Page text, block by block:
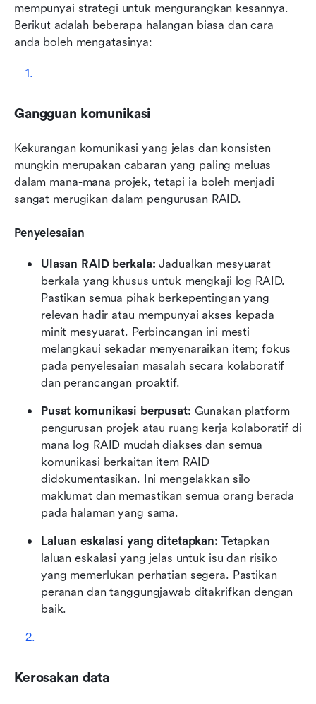
mempunyai strategi untuk mengurangkan kesannya.
Berikut adalah beberapa halangan biasa dan cara
anda boleh mengatasinya:
Gangguan komunikasi
Kekurangan komunikasi yang jelas dan konsisten
mungkin merupakan cabaran yang paling meluas
dalam mana-mana projek, tetapi ia boleh menjadi
sangat merugikan dalam pengurusan RAID.
Penyelesaian
Ulasan RAID berkala: Jadualkan mesyuarat
berkala yang khusus untuk mengkaji log RAID.
Pastikan semua pihak berkepentingan yang
relevan hadir atau mempunyai akses kepada
minit mesyuarat. Perbincangan ini mesti
melangkaui sekadar menyenaraikan item; fokus
pada penyelesaian masalah secara kolaboratif
dan perancangan proaktif.
Pusat komunikasi berpusat: Gunakan platform
pengurusan projek atau ruang kerja kolaboratif di
mana log RAID mudah diakses dan semua
komunikasi berkaitan item RAID
didokumentasikan. Ini mengelakkan silo
maklumat dan memastikan semua orang berada
pada halaman yang sama.
Laluan eskalasi yang ditetapkan: Tetapkan
laluan eskalasi yang jelas untuk isu dan risiko
yang memerlukan perhatian segera. Pastikan
peranan dan tanggungjawab ditakrifkan dengan
baik.
Kerosakan data